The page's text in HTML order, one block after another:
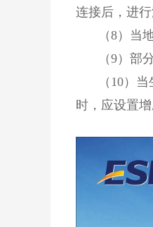
连接后，进
（8）当
（9）部
（10）
时，应设置增